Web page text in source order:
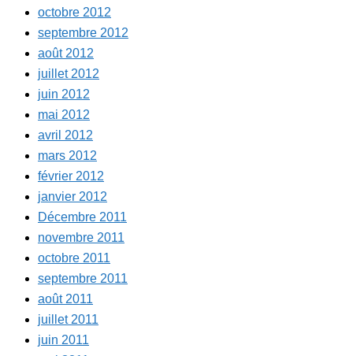
octobre 2012
septembre 2012
août 2012
juillet 2012
juin 2012
mai 2012
avril 2012
mars 2012
février 2012
janvier 2012
Décembre 2011
novembre 2011
octobre 2011
septembre 2011
août 2011
juillet 2011
juin 2011